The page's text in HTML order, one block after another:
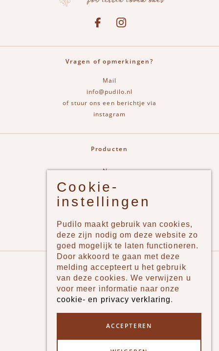
See our FacebookBekijk onze Instagram pagina
Vragen of opmerkingen?
Mail
info@pudilo.nl
of stuur ons een berichtje via
instagram
Producten
New
Jongens
Meisjes
Merken
Pudilo
Over ons
Algemene voorwaarden
Cookie-
instellingen
Pudilo maakt gebruik van cookies,
deze zijn nodig om deze website zo
goed mogelijk te laten functioneren.
Door akkoord te gaan met deze
melding accepteert u het gebruik
van deze cookies. We verwijzen u
voor meer informatie naar onze
cookie- en privacy verklaring.
ACCEPTEREN